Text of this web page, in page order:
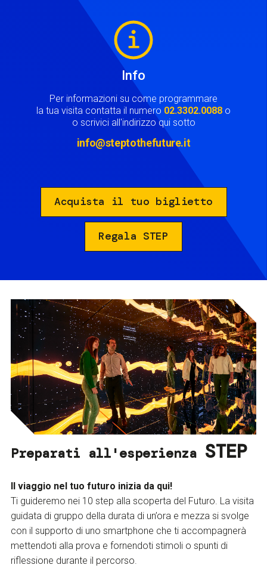
Info
Per informazioni su come programmare
la tua visita contatta il numero 02.3302.0088 o
o scrivici all'indirizzo qui sotto
info@steptothefuture.it
Acquista il tuo biglietto
Regala STEP
Preparati all'esperienza STEP
Il viaggio nel tuo futuro inizia da qui!
Ti guideremo nei 10 step alla scoperta del Futuro. La visita
guidata di gruppo della durata di un’ora e mezza si svolge
con il supporto di uno smartphone che ti accompagnerà
mettendoti alla prova e fornendoti stimoli o spunti di
riflessione durante il percorso.